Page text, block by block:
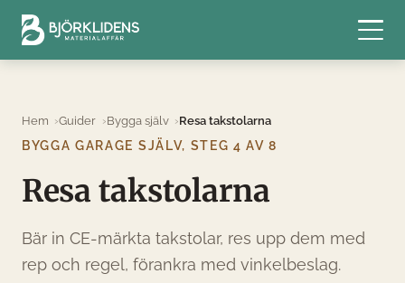
Hem Guider Bygga själv
Resa takstolarna
BYGGA GARAGE SJÄLV, STEG 4 AV 8
Resa takstolarna
Bär in CE-märkta takstolar, res upp dem med
rep och regel, förankra med vinkelbeslag.